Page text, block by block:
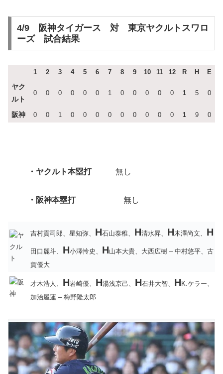
4/9 阪神タイガース 対 東京ヤクルトスワロ
ーズ 試合結果
1 2 3 4 5 6 7 8 9 10 11 12 R H E
ヤク
ルト
0 0 0 0 0 0 1 0 0 0 0 0 1 5 0
阪神 0 0 1 0 0 0 0 0 0 0 0 0 1 9 0
・ヤクルト本塁打 無し
・阪神本塁打無し
吉村貢司郎、星知弥、 H石山泰稚、 H清水昇、 H木澤尚文、 H
田口麗斗、 H小澤怜史、 H山本大貴、大西広樹 – 中村悠平、古
賀優大
才木浩人、 H岩崎優、 H湯浅京己、 H石井大智、 H K.ケラー、
加治屋蓮 – 梅野隆太郎